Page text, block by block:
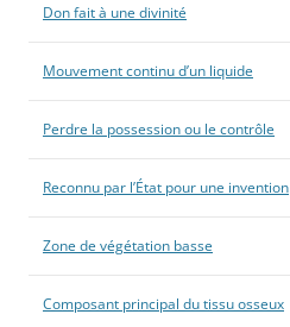
Don fait à une divinité
Mouvement continu d’un liquide
Perdre la possession ou le contrôle
Reconnu par l’État pour une invention
Zone de végétation basse
Composant principal du tissu osseux